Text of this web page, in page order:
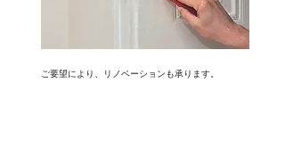
ご要望により、 リノベーションも承ります。